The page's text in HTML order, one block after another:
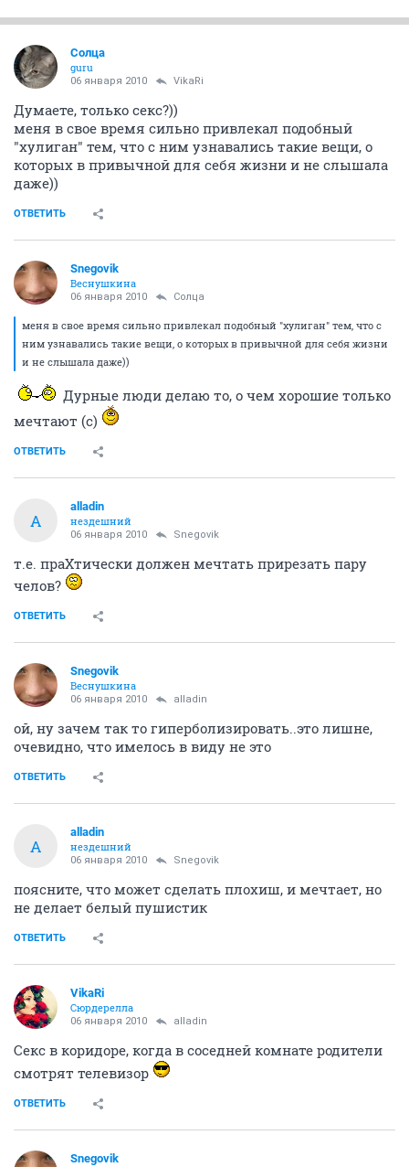
Солца
guru
06 января 2010 VikaRi
Думаете, только секс?))
меня в свое время сильно привлекал подобный
"хулиган" тем, что с ним узнавались такие вещи, о
которых в привычной для себя жизни и не слышала
даже))
ОТВЕТИТЬ
Snegovik
Веснушкина
06 января 2010 Солца
меня в свое время сильно привлекал подобный "хулиган" тем, что с
ним узнавались такие вещи, о которых в привычной для себя жизни
и не слышала даже))
Дурные люди делаю то, о чем хорошие только
мечтают (с)
ОТВЕТИТЬ
A
alladin
нездешний
06 января 2010 Snegovik
т.е. праХтически должен мечтать прирезать пару
челов?
ОТВЕТИТЬ
Snegovik
Веснушкина
06 января 2010 alladin
ой, ну зачем так то гиперболизировать..это лишне,
очевидно, что имелось в виду не это
ОТВЕТИТЬ
A
alladin
нездешний
06 января 2010 Snegovik
поясните, что может сделать плохиш, и мечтает, но
не делает белый пушистик
ОТВЕТИТЬ
VikaRi
Сюрдерелла
06 января 2010 alladin
Секс в коридоре, когда в соседней комнате родители
смотрят телевизор
ОТВЕТИТЬ
Snegovik